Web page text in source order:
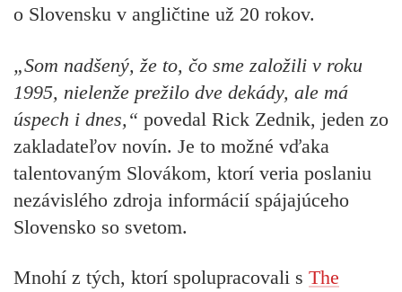
o Slovensku v angličtine už 20 rokov.
„Som nadšený, že to, čo sme založili v roku
1995, nielenže prežilo dve dekády, ale má
úspech i dnes,“ povedal Rick Zednik, jeden zo
zakladateľov novín. Je to možné vďaka
talentovaným Slovákom, ktorí veria poslaniu
nezávislého zdroja informácií spájajúceho
Slovensko so svetom.
Mnohí z tých, ktorí spolupracovali s The